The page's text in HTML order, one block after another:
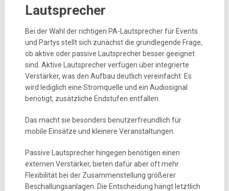
Lautsprecher
Bei der Wahl der richtigen PA-Lautsprecher für Events
und Partys stellt sich zunächst die grundlegende Frage,
ob aktive oder passive Lautsprecher besser geeignet
sind. Aktive Lautsprecher verfügen über integrierte
Verstärker, was den Aufbau deutlich vereinfacht: Es
wird lediglich eine Stromquelle und ein Audiosignal
benötigt, zusätzliche Endstufen entfallen.
Das macht sie besonders benutzerfreundlich für
mobile Einsätze und kleinere Veranstaltungen.
Passive Lautsprecher hingegen benötigen einen
externen Verstärker, bieten dafür aber oft mehr
Flexibilität bei der Zusammenstellung größerer
Beschallungsanlagen. Die Entscheidung hängt letztlich